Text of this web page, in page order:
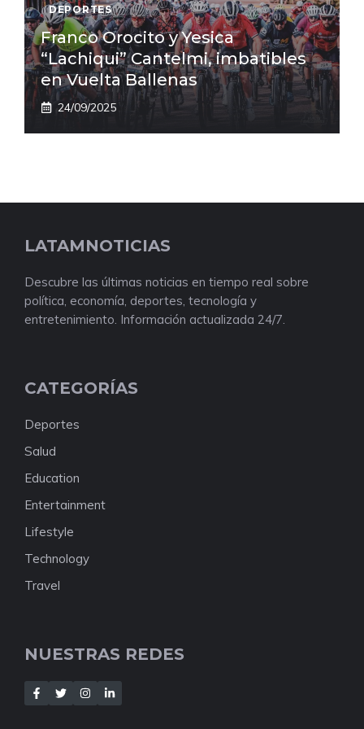
DEPORTES
Franco Orocito y Yesica
“Lachiqui” Cantelmi, imbatibles
en Vuelta Ballenas
24/09/2025
LATAMNOTICIAS
Descubre las últimas noticias en tiempo real sobre
política, economía, deportes, tecnología y
entretenimiento. Información actualizada 24/7.
CATEGORÍAS
Deportes
Salud
Education
Entertainment
Lifestyle
Technology
Travel
NUESTRAS REDES